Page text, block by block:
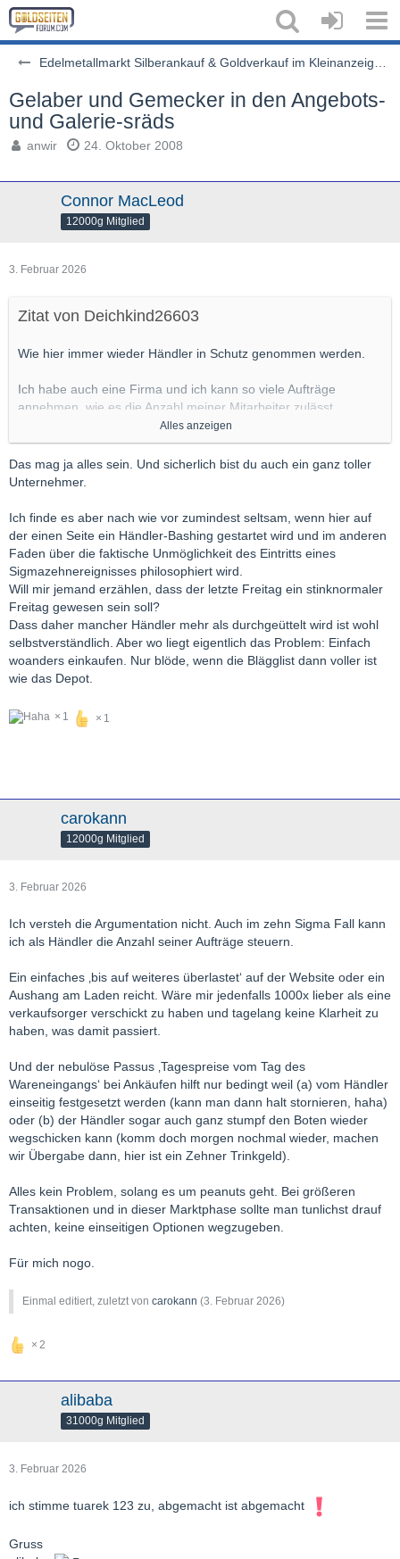
Gelaber und Gemecker in den Angebots-
und Galerie-sräds
anwir 24. Oktober 2008
Connor MacLeod
12000g Mitglied
3. Februar 2026
Zitat von Deichkind26603
Wie hier immer wieder Händler in Schutz genommen werden.
Ich habe auch eine Firma und ich kann so viele Aufträge
annehmen, wie es die Anzahl meiner Mitarbeiter zulässt.
Wenn man dann aber im EM Bereich trotz kranker Mitarbeiter
und zu großem Auftragsvolumen daher geht und zum Teil die
besten Ankaufspreise anbietet, ist das doch das Problem des
Vertrauen verliert.
Immerhin zahlt man dem Händler doch seine Miete, Mitarbeiter,
Nebenkosten und seinen Gewinn. Ist doch alles im Preis
inbegriffen. Da darf man dann auch mal meckern.
Alles anzeigen
Das mag ja alles sein. Und sicherlich bist du auch ein ganz toller
Unternehmer.
Ich finde es aber nach wie vor zumindest seltsam, wenn hier auf
der einen Seite ein Händler-Bashing gestartet wird und im anderen
Faden über die faktische Unmöglichkeit des Eintritts eines
Sigmazehnereignisses philosophiert wird.
Will mir jemand erzählen, dass der letzte Freitag ein stinknormaler
Freitag gewesen sein soll?
Dass daher mancher Händler mehr als durchgeüttelt wird ist wohl
selbstverständlich. Aber wo liegt eigentlich das Problem: Einfach
woanders einkaufen. Nur blöde, wenn die Blägglist dann voller ist
wie das Depot.
1 1
carokann
12000g Mitglied
3. Februar 2026
Ich versteh die Argumentation nicht. Auch im zehn Sigma Fall kann
ich als Händler die Anzahl seiner Aufträge steuern.
Ein einfaches ‚bis auf weiteres überlastet‘ auf der Website oder ein
Aushang am Laden reicht. Wäre mir jedenfalls 1000x lieber als eine
verkaufsorger verschickt zu haben und tagelang keine Klarheit zu
haben, was damit passiert.
Und der nebulöse Passus ‚Tagespreise vom Tag des
Wareneingangs‘ bei Ankäufen hilft nur bedingt weil (a) vom Händler
einseitig festgesetzt werden (kann man dann halt stornieren, haha)
oder (b) der Händler sogar auch ganz stumpf den Boten wieder
wegschicken kann (komm doch morgen nochmal wieder, machen
wir Übergabe dann, hier ist ein Zehner Trinkgeld).
Alles kein Problem, solang es um peanuts geht. Bei größeren
Transaktionen und in dieser Marktphase sollte man tunlichst drauf
achten, keine einseitigen Optionen wegzugeben.
Für mich nogo.
Einmal editiert, zuletzt von carokann (3. Februar 2026)
2
alibaba
31000g Mitglied
3. Februar 2026
ich stimme tuarek 123 zu, abgemacht ist abgemacht
Gruss